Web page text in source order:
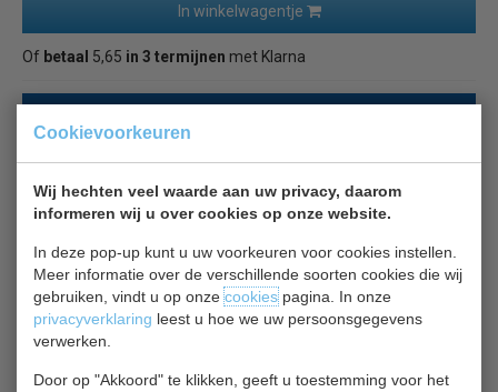
Cookievoorkeuren
Wij hechten veel waarde aan uw privacy, daarom
informeren wij u over cookies op onze website.
In deze pop-up kunt u uw voorkeuren voor cookies instellen.
Meer informatie over de verschillende soorten cookies die wij
gebruiken, vindt u op onzecookiespagina. In onze
privacyverklaring leest u hoe we uw persoonsgegevens
verwerken.
Door op "Akkoord" te klikken, geeft u toestemming voor het
In winkelwagentje
Of betaal 5,65 in 3 termijnen met Klarna
Geschikt voor Koffiemachine:
Regina Plus 40
Koffiemachine Bartscher PRO II 60